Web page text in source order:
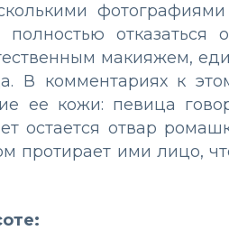
отказаться
макияжем,
В комментариях к
ее кожи: певица
остается отвар
протирает ими лицо,